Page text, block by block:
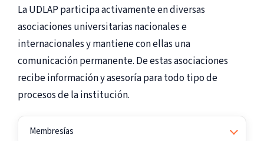
La UDLAP participa activamente en diversas
asociaciones universitarias nacionales e
internacionales y mantiene con ellas una
comunicación permanente. De estas asociaciones
recibe información y asesoría para todo tipo de
procesos de la institución.
Membresías